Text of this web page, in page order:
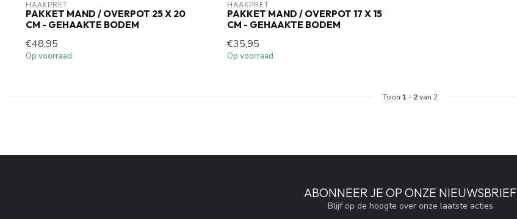
HAAKPRET
PAKKET MAND / OVERPOT 25 X 20
CM - GEHAAKTE BODEM
€48,95
Op voorraad
HAAKPRET
PAKKET MAND / OVERPOT 17 X 15
CM - GEHAAKTE BODEM
€35,95
Op voorraad
Toon 1 - 2van 2
ABONNEER JE OP ONZE NIEUWSBRIEF
Blijf op de hoogte over onze laatste acties